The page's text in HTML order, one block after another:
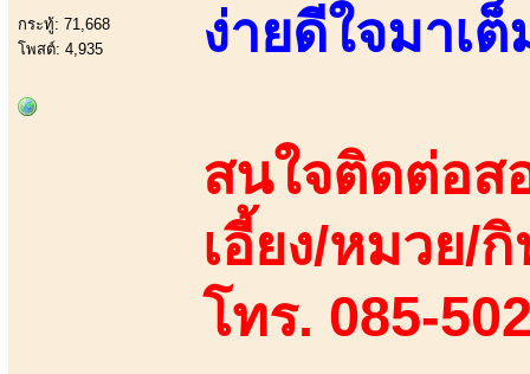
กระทู้: 71,668
โพสต์: 4,935
ง่ายดีใจมาเ
สนใจติดต่อส
เอี้ยง/หมวย/
โทร. 085-